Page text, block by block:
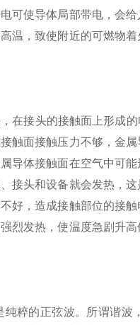
可使导体局部带电，会
温，致使附近的可燃物
接头的接触面上形成的
触面接触压力不够，金
导体接触面在空气中可
接头和设备就会发热，
好，造成接触部位的接
烈发热，使温度急剧升
的正弦波。所谓谐波